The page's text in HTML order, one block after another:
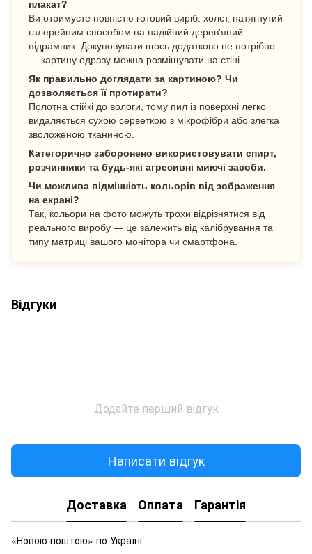
плакат?
Ви отримуєте повністю готовий виріб: холст, натягнутий
галерейним способом на надійний дерев'яний
підрамник. Докуповувати щось додатково не потрібно
— картину одразу можна розміщувати на стіні.
Як правильно доглядати за картиною? Чи
дозволяється її протирати?
Полотна стійкі до вологи, тому пил із поверхні легко
видаляється сухою серветкою з мікрофібри або злегка
зволоженою тканиною.
Категорично заборонено використовувати спирт,
розчинники та будь-які агресивні миючі засоби.
Чи можлива відмінність кольорів від зображення
на екрані?
Так, кольори на фото можуть трохи відрізнятися від
реального виробу — це залежить від калібрування та
типу матриці вашого монітора чи смартфона.
Відгуки
Додайте перший відгук
Написати відгук
Доставка Оплата Гарантія
«Новою поштою» по Україні